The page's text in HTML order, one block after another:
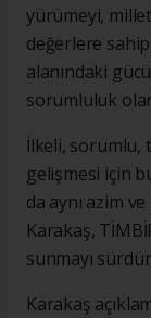
yürümeyi,
değerlere
alanındaki
sorumluluk
İlkeli, sorumlu,
gelişmesi için
da aynı azim ve
Karakaş,
sunmayı
Karakaş